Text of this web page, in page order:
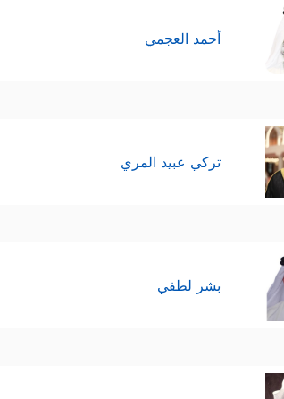
أحمد العجمي
تركي عبيد المري
بشر لطفي